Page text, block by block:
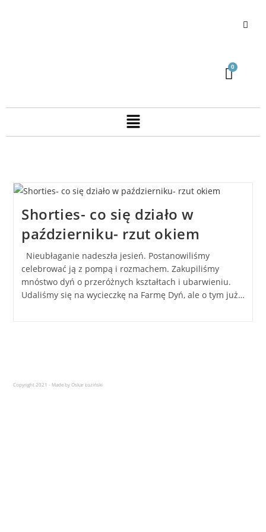
Shorties- co się działo w
październiku- rzut okiem
Nieubłaganie nadeszła jesień. Postanowiliśmy
celebrować ją z pompą i rozmachem. Zakupiliśmy
mnóstwo dyń o przeróżnych kształtach i ubarwieniu.
Udaliśmy się na wycieczkę na Farmę Dyń, ale o tym już…
Copyright 2021 - Made by Oskar Łoziński